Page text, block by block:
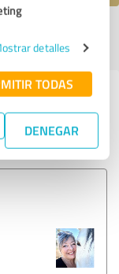
detalles
TODAS
DENEGAR
sector